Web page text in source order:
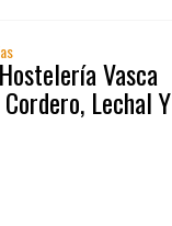
Vasca
Lechal Y